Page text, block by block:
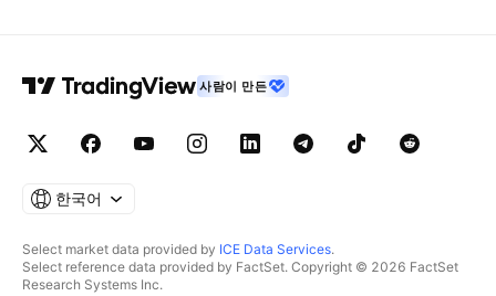
사람이 만든
한국어
Select market data provided by ICE Data Services.
Select reference data provided by FactSet. Copyright © 2026 FactSet
Research Systems Inc.